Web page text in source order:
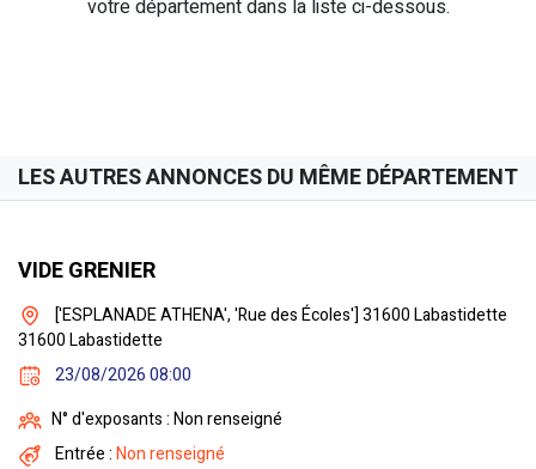
votre département dans la liste ci-dessous.
LES AUTRES ANNONCES DU MÊME DÉPARTEMENT
VIDE GRENIER
['ESPLANADE ATHENA', 'Rue des Écoles'] 31600 Labastidette
31600 Labastidette
23/08/2026 08:00
N° d'exposants : Non renseigné
Entrée :Non renseigné